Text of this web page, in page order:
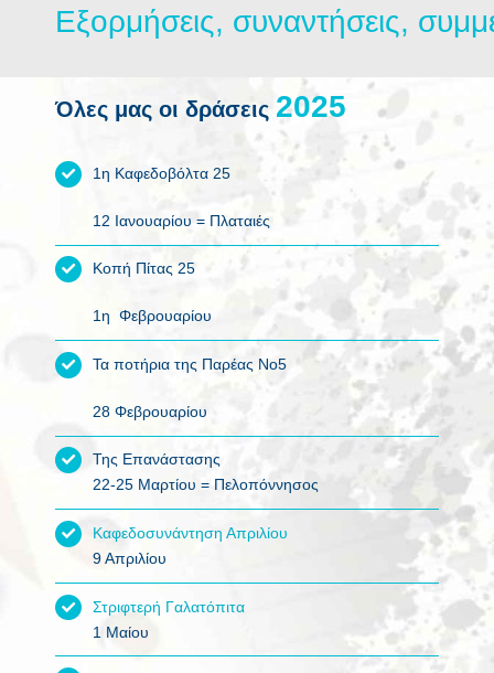
Όλες μας οι δράσεις
1η Καφεδοβόλτα 25
12 Ιανουαρίου = Πλαταιές
Κοπή Πίτας 25
1η Φεβρουαρίου
Τα ποτήρια της Παρέας Νο5
28 Φεβρουαρίου
Της Επανάστασης
22-25 Μαρτίου = Πελοπόννησος
Καφεδοσυνάντηση Απριλίου
9 Απριλίου
Στριφτερή Γαλατόπιτα
1 Μαίου